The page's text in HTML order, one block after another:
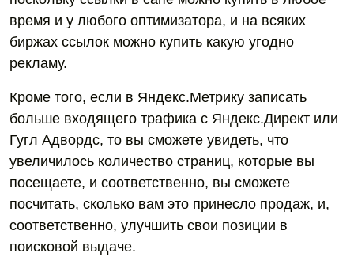
время и у любого оптимизатора, и на всяких
биржах ссылок можно купить какую угодно
рекламу.
Кроме того, если в Яндекс.Метрику записать
больше входящего трафика с Яндекс.Директ или
Гугл Адвордс, то вы сможете увидеть, что
увеличилось количество страниц, которые вы
посещаете, и соответственно, вы сможете
посчитать, сколько вам это принесло продаж, и,
соответственно, улучшить свои позиции в
поисковой выдаче.